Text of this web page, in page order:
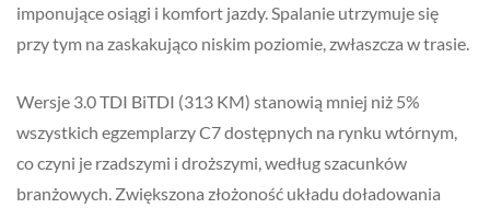
imponujące osiągi i komfort jazdy. Spalanie utrzymuje się
przy tym na zaskakująco niskim poziomie, zwłaszcza w trasie.
Wersje 3.0 TDI BiTDI (313 KM) stanowią mniej niż 5%
wszystkich egzemplarzy C7 dostępnych na rynku wtórnym,
co czyni je rzadszymi i droższymi, według szacunków
branżowych. Zwiększona złożoność układu doładowania